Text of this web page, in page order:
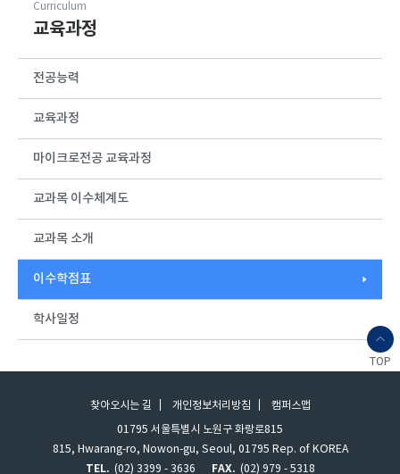
Curriculum
교육과정
전공능력
교육과정
마이크로전공 교육과정
교과목 이수체계도
교과목 소개
이수학점표
학사일정
TOP
찾아오시는 길 개인정보처리방침
캠퍼스맵
01795 서울특별시 노원구 화랑로815
815, Hwarang-ro, Nowon-gu, Seoul, 01795 Rep. of KOREA
TEL. (02) 3399 - 3636 FAX. (02) 979 - 5318